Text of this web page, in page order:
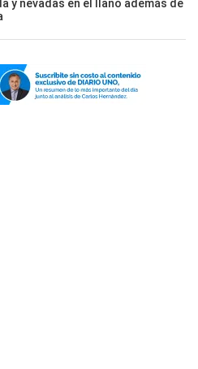
y nevadas en el llano además de